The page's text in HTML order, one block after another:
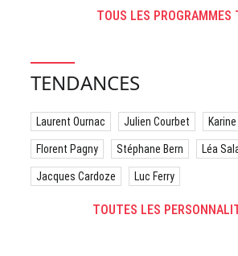
TOUS LES PROGRAMMES
TENDANCES
Laurent Ournac Julien Courbet
Florent Pagny Stéphane Bern Léa
Jacques Cardoze Luc Ferry
TOUTES LES